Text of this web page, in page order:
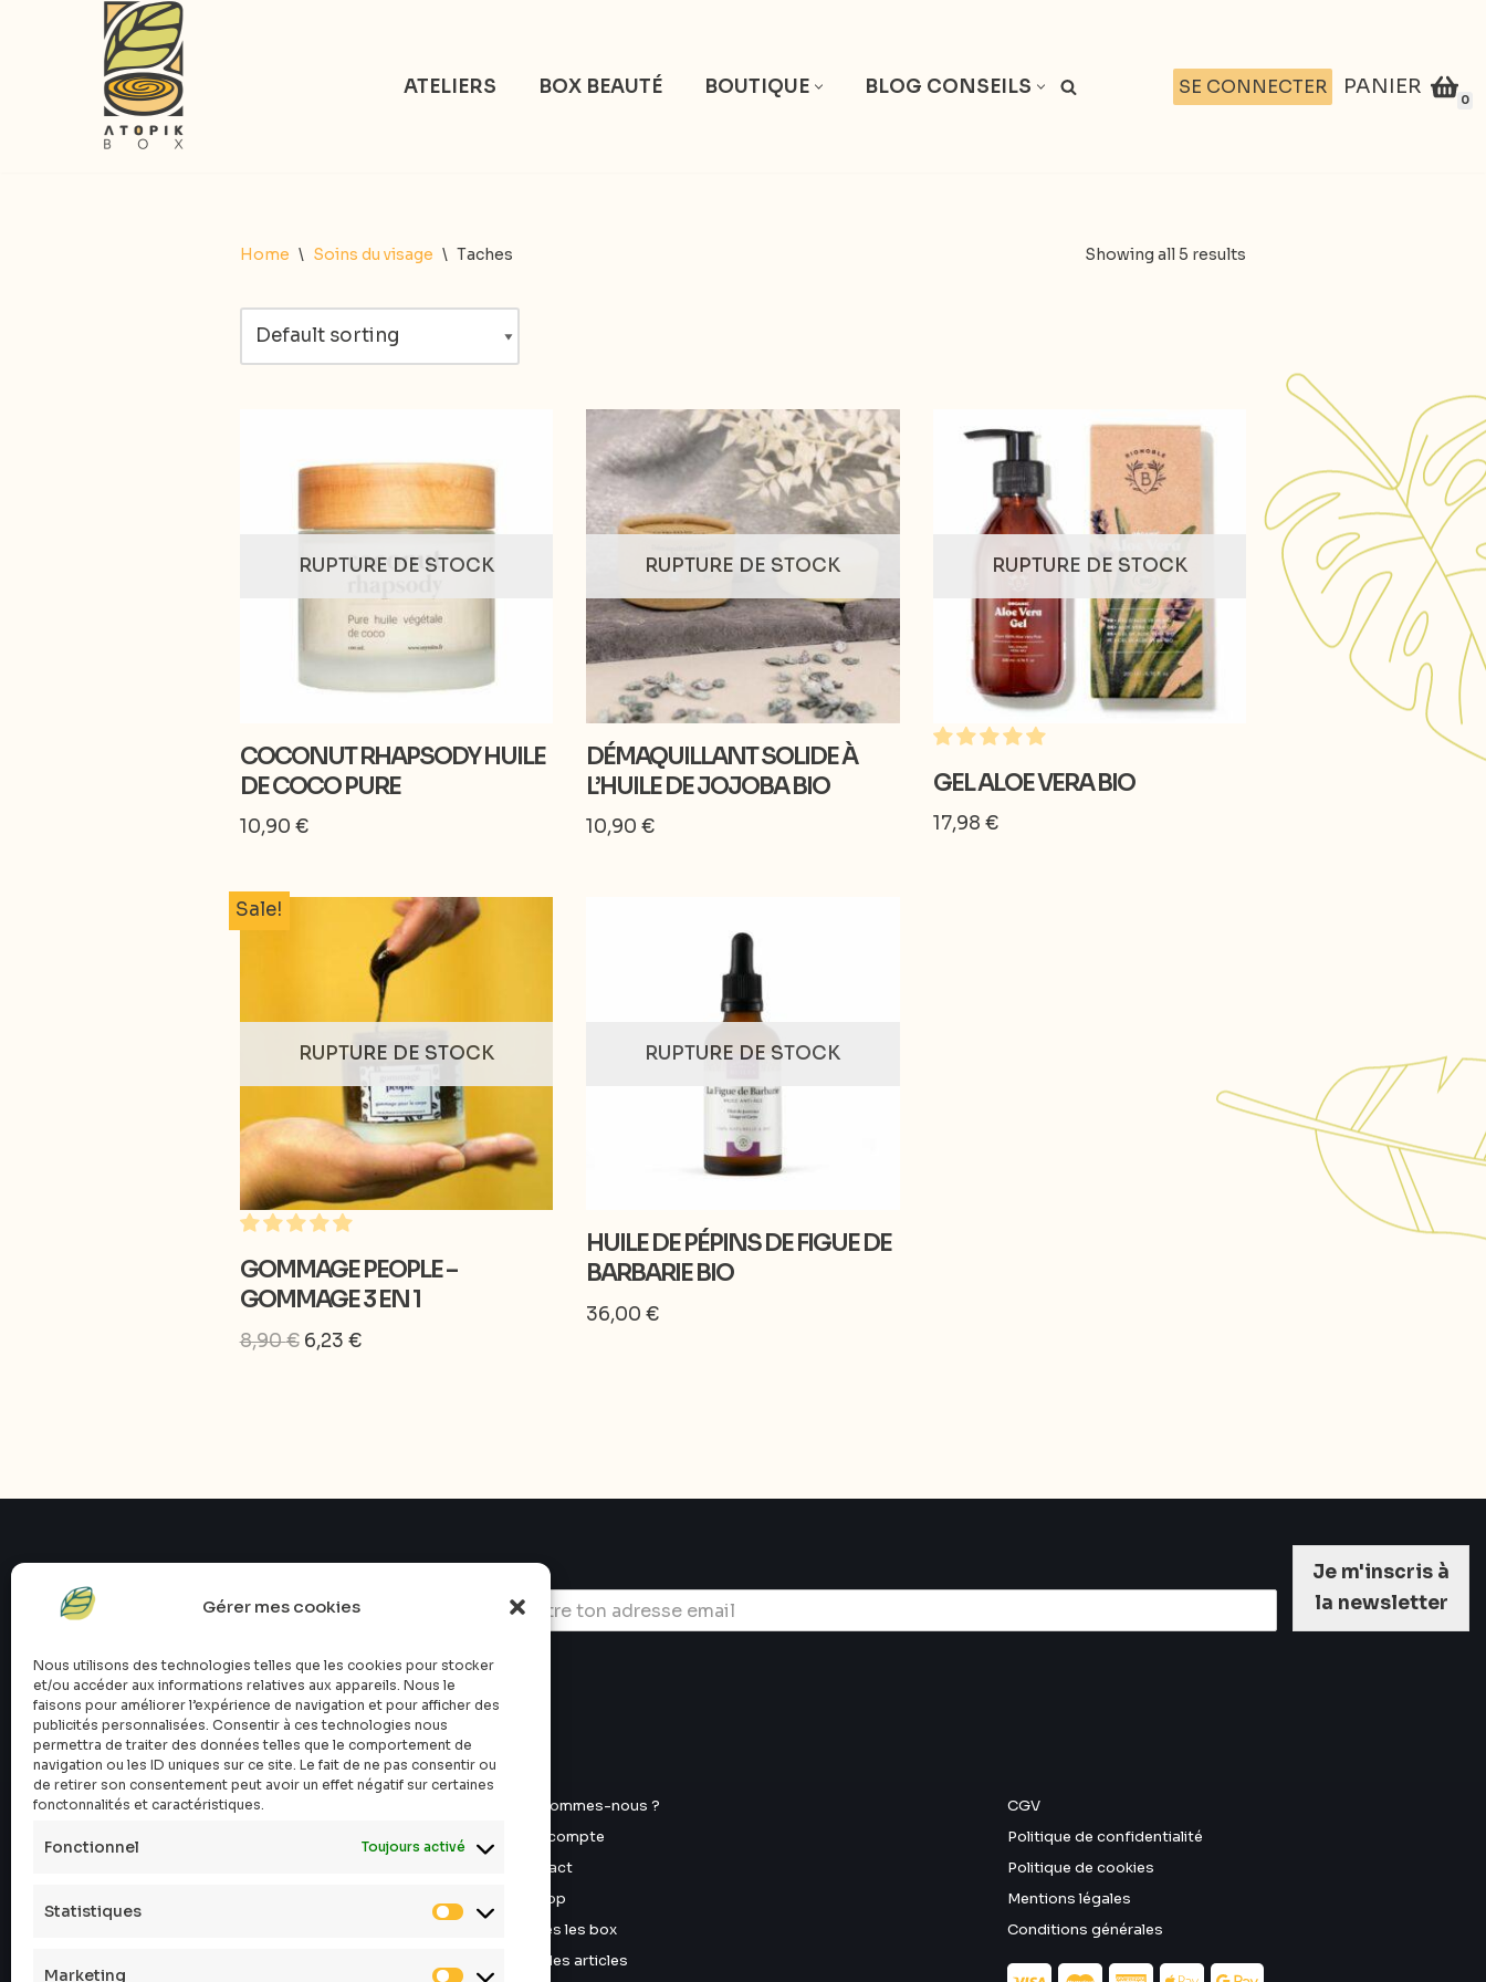
Gérer mes cookies
Nous utilisons des technologies telles que les cookies pour stocker
et/ou accéder aux informations relatives aux appareils. Nous le
faisons pour améliorer l’expérience de navigation et pour afficher des
publicités personnalisées. Consentir à ces technologies nous
permettra de traiter des données telles que le comportement de
navigation ou les ID uniques sur ce site. Le fait de ne pas consentir ou
de retirer son consentement peut avoir un effet négatif sur certaines
fonctonnalités et caractéristiques.
Fonctionnel Toujours activé
Statistiques
Marketing
ATELIERS BOX BEAUTÉ BOUTIQUE BLOG CONSEILS SE CONNECTER PANIER
0
Home \ Soins du visage \ Taches Showing all 5 results
RUPTURE DE STOCK
COCONUT RHAPSODY HUILE
DE COCO PURE
10,90 €
RUPTURE DE STOCK
DÉMAQUILLANT SOLIDE À
L’HUILE DE JOJOBA BIO
10,90€
RUPTURE DE STOCK
GEL ALOE VERA BIO
17,98 €
Sale!
RUPTURE DE STOCK
GOMMAGE PEOPLE –
GOMMAGE 3 EN 1
8,90€ 6,23 €
RUPTURE DE STOCK
HUILE DE PÉPINS DE FIGUE DE
BARBARIE BIO
36,00€
Je m'inscris à
la newsletter
Qui sommes-nous ?
Mon compte
Contact
E-shop
Toutes les box
Tous les articles
CGV
Politique de confidentialité
Politique de cookies
Mentions légales
Conditions générales